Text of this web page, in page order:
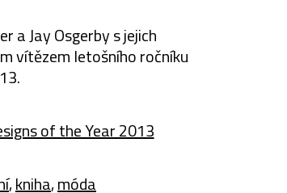
a Jay Osgerby s jejich
vítězem letošního ročníku
of the Year 2013
,kniha,móda